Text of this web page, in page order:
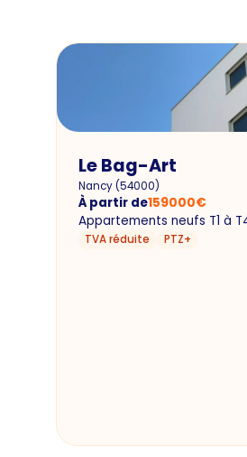
Le Bag-Art
Nancy (54000)
À partir de159000€
Appartements neufs T1 à
TVA réduite PTZ+